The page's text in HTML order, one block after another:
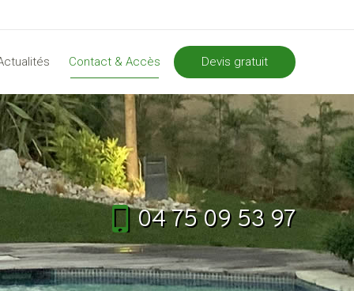
Contact & Accès Devis gratuit
04 75 09 53 97